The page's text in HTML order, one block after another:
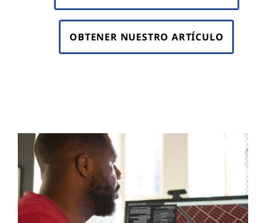
OBTENER NUESTRO ARTÍCULO